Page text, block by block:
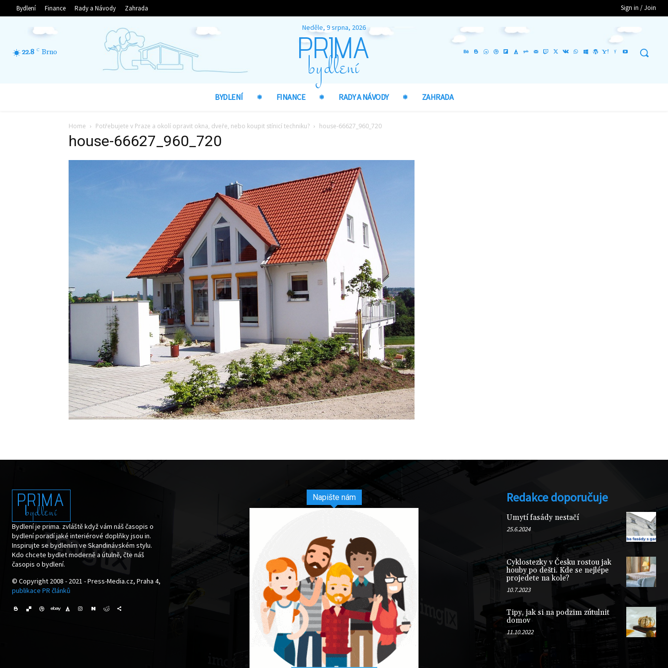
Bydlení Finance Rady a Návody Zahrada Sign in / Join
22.8 C Brno
Neděle, 9 srpna, 2026
PRIMA
bydlení
BYDLENÍ FINANCE RADY A NÁVODY ZAHRADA
Home Potřebujete v Praze a okolí opravit okna, dveře, nebo koupit stínicí techniku? house-66627_960_720
house-66627_960_720
PRIMA
bydlení
Bydlení je prima. zvláště když vám náš časopis o
bydlení poradí jaké interiérové doplňky jsou in.
Inspirujte se bydlením ve Skandinávském stylu.
Kdo chcete bydlet moderně a útulně, čte náš
časopis o bydlení.
© Copyright 2008 - 2021 - Press-Media.cz, Praha 4,
publikace PR článků
Napište nám Redakce doporučuje
Umytí fasády nestačí
25.6.2024
Cyklostezky v Česku rostou jak
houby po dešti. Kde se nejlépe
projedete na kole?
10.7.2023
Tipy, jak si na podzim zútulnit
domov
11.10.2022